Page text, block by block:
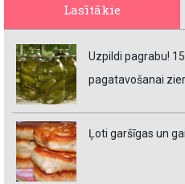
Lasītākie
Uzpildi pagrabu!
pagatavošanai
Ļoti garšīgas un